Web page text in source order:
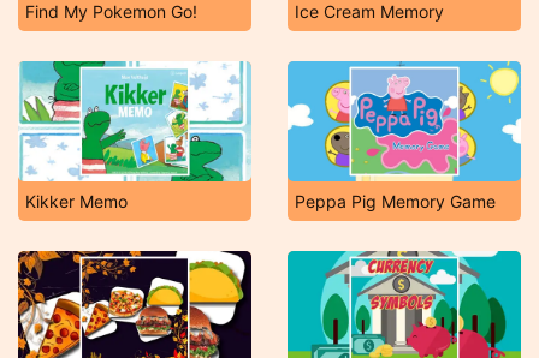
Find My Pokemon Go! Ice Cream Memory
Kikker Memo Peppa Pig Memory Game